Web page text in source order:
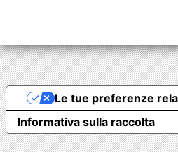
Informativa sulla raccolta
Le tue preferenze